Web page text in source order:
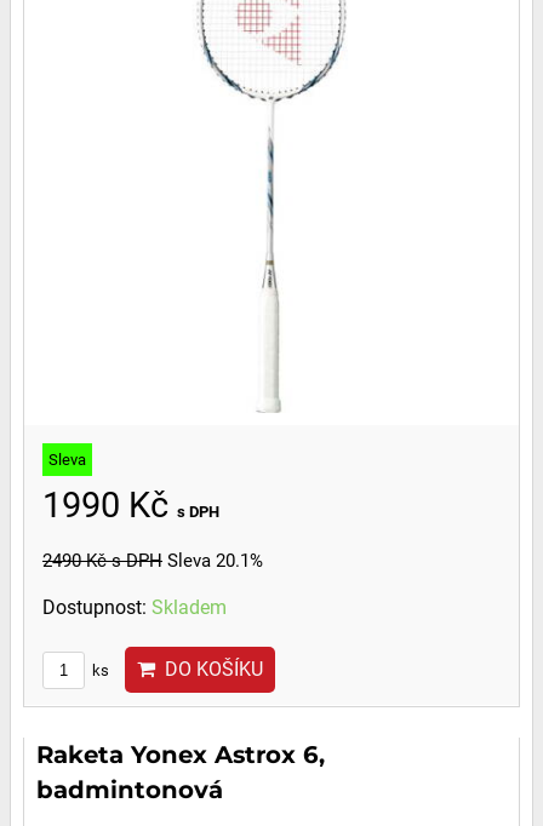
Sleva
1990 Kč s DPH
2490 Kčs DPH Sleva 20.1%
Dostupnost: Skladem
ks DO KOŠÍKU
Raketa Yonex Astrox 6,
badmintonová